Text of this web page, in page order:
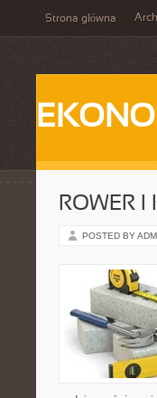
Strona główna
ROWER
POSTED BY